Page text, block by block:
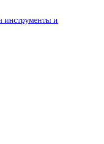
инструменты и